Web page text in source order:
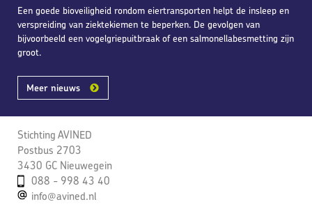
Een goede bioveiligheid rondom eiertransporten helpt de insleep en
verspreiding van ziektekiemen te beperken. De gevolgen van
bijvoorbeeld een vogelgriepuitbraak of een salmonellabesmetting zijn
groot.
Meer nieuws
Stichting AVINED
Postbus 2703
3430 GC Nieuwegein
088 - 998 43 40
info@avined.nl